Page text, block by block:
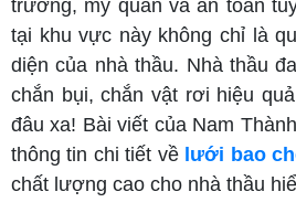
trường, mỹ quan và an toàn
tại khu vực này không chỉ là
diện của nhà thầu. Nhà thầu
chắn bụi, chắn vật rơi hiệu
đâu xa! Bài viết của Nam
thông tin chi tiết về lưới bao
chất lượng cao cho nhà thầu